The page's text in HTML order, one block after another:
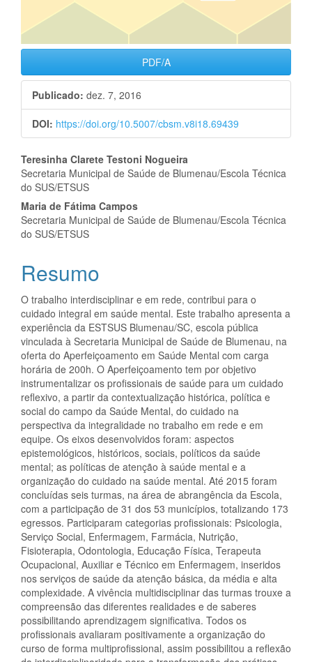
PDF/A
Publicado: dez. 7, 2016
DOI: https://doi.org/10.5007/cbsm.v8i18.69439
Conteúdo
do
artigo
principal
Teresinha Clarete Testoni Nogueira
Secretaria Municipal de Saúde de Blumenau/Escola Técnica
do SUS/ETSUS
Maria de Fátima Campos
Secretaria Municipal de Saúde de Blumenau/Escola Técnica
do SUS/ETSUS
Resumo
O trabalho interdisciplinar e em rede, contribui para o
cuidado integral em saúde mental. Este trabalho apresenta a
experiência da ESTSUS Blumenau/SC, escola pública
vinculada à Secretaria Municipal de Saúde de Blumenau, na
oferta do Aperfeiçoamento em Saúde Mental com carga
horária de 200h. O Aperfeiçoamento tem por objetivo
instrumentalizar os profissionais de saúde para um cuidado
reflexivo, a partir da contextualização histórica, política e
social do campo da Saúde Mental, do cuidado na
perspectiva da integralidade no trabalho em rede e em
equipe. Os eixos desenvolvidos foram: aspectos
epistemológicos, históricos, sociais, políticos da saúde
mental; as políticas de atenção à saúde mental e a
organização do cuidado na saúde mental. Até 2015 foram
concluídas seis turmas, na área de abrangência da Escola,
com a participação de 31 dos 53 municípios, totalizando 173
egressos. Participaram categorias profissionais: Psicologia,
Serviço Social, Enfermagem, Farmácia, Nutrição,
Fisioterapia, Odontologia, Educação Física, Terapeuta
Ocupacional, Auxiliar e Técnico em Enfermagem, inseridos
nos serviços de saúde da atenção básica, da média e alta
complexidade. A vivência multidisciplinar das turmas trouxe a
compreensão das diferentes realidades e de saberes
possibilitando aprendizagem significativa. Todos os
profissionais avaliaram positivamente a organização do
curso de forma multiprofissional, assim possibilitou a reflexão